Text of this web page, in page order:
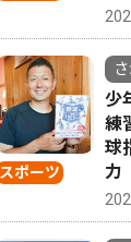
スポーツ
少
練
球
力